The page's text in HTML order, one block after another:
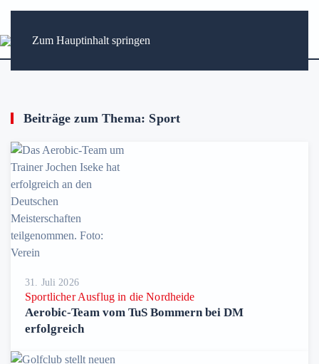
Zum Hauptinhalt springen
Beiträge zum Thema: Sport
31. Juli 2026
Sportlicher Ausflug in die Nordheide
Aerobic-Team vom TuS Bommern bei DM
erfolgreich